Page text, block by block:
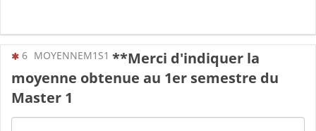
(Cette question est obligatoire)
6 MOYENNEM1S1 **Merci d'indiquer la
moyenne obtenue au 1er semestre du
Master 1